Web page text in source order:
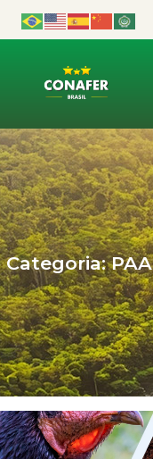
Categoria: PAA